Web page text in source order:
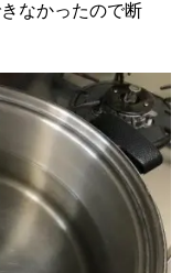
なかったので断